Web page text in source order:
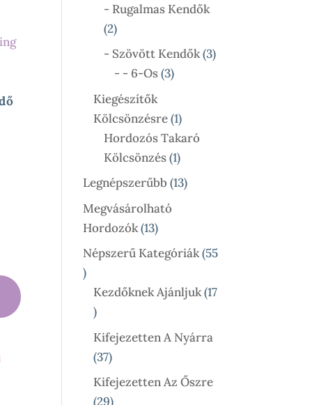
- Rugalmas Kendők
22
Termék
- Szövött Kendők 33
- - 6-Os 33
Kiegészítők
Kölcsönzésre 11
Termék
Hordozós Takaró
Kölcsönzés 11
Termék
Legnépszerűbb 1313
Megvásárolható
Hordozók 1313
Termék
Népszerű Kategóriák 55
55
Termék
Kezdőknek Ajánljuk 17
17
Termék
Kifejezetten A Nyárra
3737
Termék
Kifejezetten Az Őszre
2929